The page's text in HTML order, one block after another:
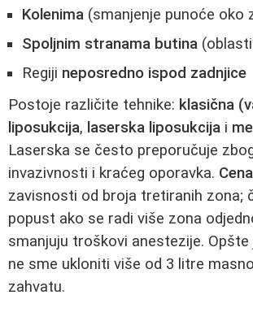
Kolenima (smanjenje punoće oko
Spoljnim stranama butina
Regiji neposredno ispod zadnjice
Postoje različite tehnike: klasična
liposukcija, laserska liposukcija i
Laserska se često preporučuje
invazivnosti i kraćeg oporavka. Cena
zavisnosti od broja tretiranih zona;
popust ako se radi više zona
smanjuju troškovi anestezije. Opšte
ne sme ukloniti više od 3 litre
zahvatu.